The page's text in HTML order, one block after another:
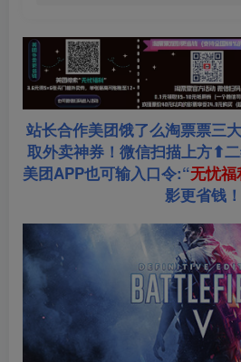
站长合作美团饿了么淘票票三
取外卖神券！微信扫描上方⬆
美团APP也可输入口令:“无忧福
影更省钱！